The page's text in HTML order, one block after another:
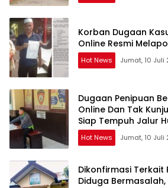
Korban Dugaan
Online Resmi
Hot News Jumat, 10 Juli
Dugaan Penipuan
Online Dan Tak
Siap Tempuh Jalur
Hot News Jumat, 10 Juli
Dikonfirmasi Terkait
Diduga Bermasalah,